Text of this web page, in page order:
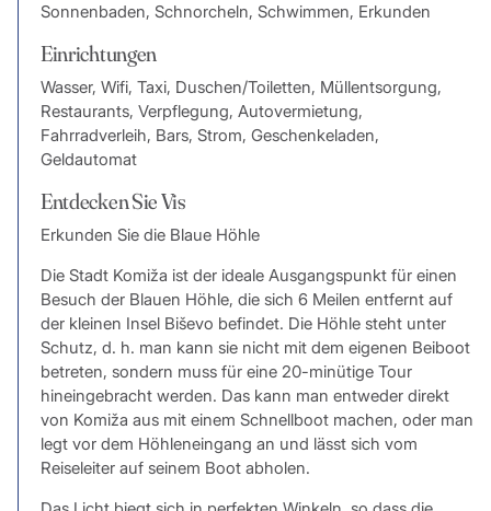
Sonnenbaden, Schnorcheln, Schwimmen, Erkunden
Einrichtungen
Wasser, Wifi, Taxi, Duschen/Toiletten, Müllentsorgung,
Restaurants, Verpflegung, Autovermietung,
Fahrradverleih, Bars, Strom, Geschenkeladen,
Geldautomat
Entdecken Sie Vis
Erkunden Sie die Blaue Höhle
Die Stadt Komiža ist der ideale Ausgangspunkt für einen
Besuch der Blauen Höhle, die sich 6 Meilen entfernt auf
der kleinen Insel Biševo befindet. Die Höhle steht unter
Schutz, d. h. man kann sie nicht mit dem eigenen Beiboot
betreten, sondern muss für eine 20-minütige Tour
hineingebracht werden. Das kann man entweder direkt
von Komiža aus mit einem Schnellboot machen, oder man
legt vor dem Höhleneingang an und lässt sich vom
Reiseleiter auf seinem Boot abholen.